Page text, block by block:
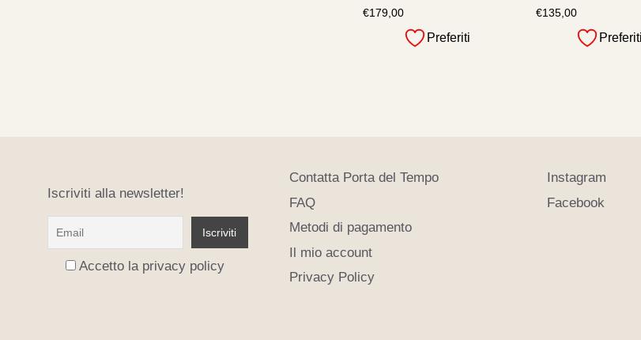
€179,00
Preferiti
€135,00
Preferiti
Iscriviti alla newsletter!
Accetto la privacy policy
Contatta Porta del Tempo
FAQ
Metodi di pagamento
Il mio account
Privacy Policy
Instagram
Facebook